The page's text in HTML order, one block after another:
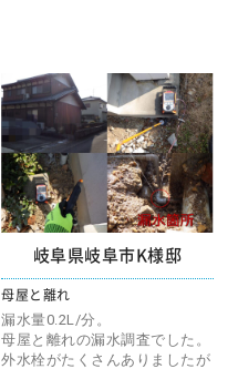
岐阜県岐阜市K様邸
母屋と離れ
漏水量0.2L/分。
母屋と離れの漏水調査でした。
外水栓がたくさんありましたが